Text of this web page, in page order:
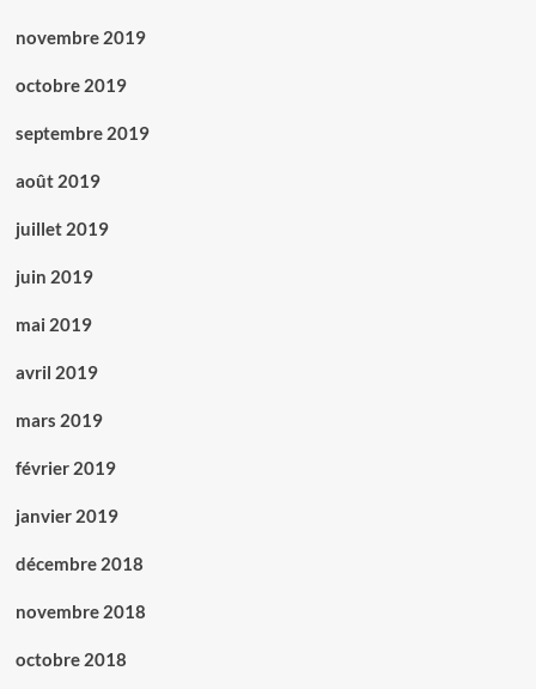
novembre 2019
octobre 2019
septembre 2019
août 2019
juillet 2019
juin 2019
mai 2019
avril 2019
mars 2019
février 2019
janvier 2019
décembre 2018
novembre 2018
octobre 2018